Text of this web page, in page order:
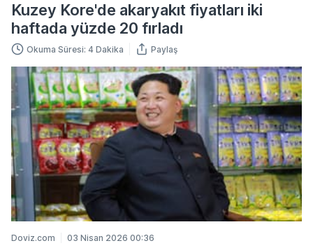
Kuzey Kore'de akaryakıt fiyatları iki
haftada yüzde 20 fırladı
Okuma Süresi: 4 Dakika Paylaş
Doviz.com 03 Nisan 2026 00:36